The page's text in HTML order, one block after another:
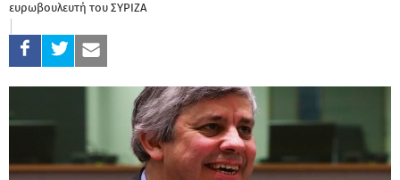
ευρωβουλευτή του ΣΥΡΙΖΑ